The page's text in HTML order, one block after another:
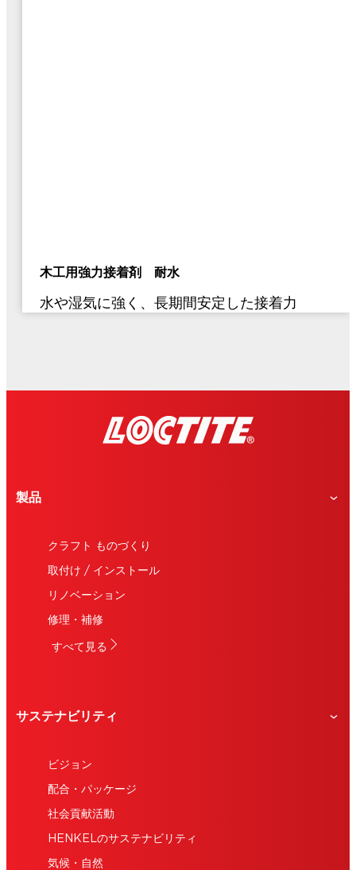
木工用強力接着剤 耐水
水や湿気に強く、長期間安定した接着力
製品
クラフト ものづくり
取付け / インストール
リノベーション
修理・補修
すべて見る
サステナビリティ
ビジョン
配合・パッケージ
社会貢献活動
HENKELのサステナビリティ
気候・自然